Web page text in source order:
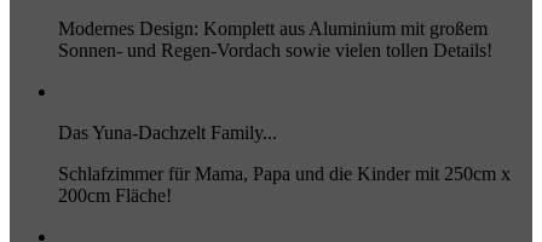
Modernes Design: Komplett aus Aluminium mit großem
Sonnen- und Regen-Vordach sowie vielen tollen Details!
Das Yuna-Dachzelt Family...
Schlafzimmer für Mama, Papa und die Kinder mit 250cm x
200cm Fläche!